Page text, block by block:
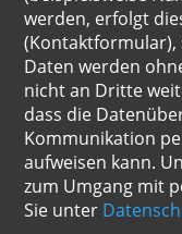
werden, erfolgt
(Kontaktformular),
Daten werden
nicht an Dritte
dass die
Kommunikation
aufweisen kann.
zum Umgang mit
Sie unter